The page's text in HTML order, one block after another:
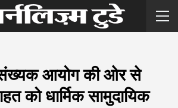
आयोग की ओर से
को धार्मिक सामुदायिक